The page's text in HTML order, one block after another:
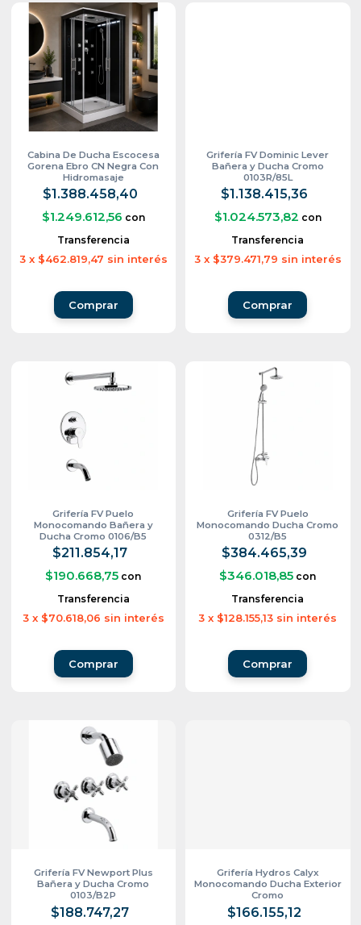
Cabina De Ducha Escocesa
Gorena Ebro CN Negra Con
Hidromasaje
$1.388.458,40
$1.249.612,56 con
Transferencia
3 x $462.819,47 sin interés
Comprar
Grifería FV Dominic Lever
Bañera y Ducha Cromo
0103R/85L
$1.138.415,36
$1.024.573,82 con
Transferencia
3 x $379.471,79 sin interés
Grifería FV Puelo
Monocomando Bañera y
Ducha Cromo 0106/B5
$211.854,17
$190.668,75 con
Transferencia
3 x $70.618,06 sin interés
Grifería FV Puelo
Monocomando Ducha Cromo
0312/B5
$384.465,39
$346.018,85 con
Transferencia
3 x $128.155,13 sin interés
Grifería FV Newport Plus
Bañera y Ducha Cromo
0103/B2P
$188.747,27
Grifería Hydros Calyx
Monocomando Ducha Exterior
Cromo
$166.155,12